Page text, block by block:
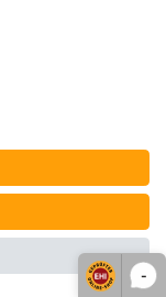
-
als im Sommer
Besten auf ihrem
und der Tag ist
immer wieder